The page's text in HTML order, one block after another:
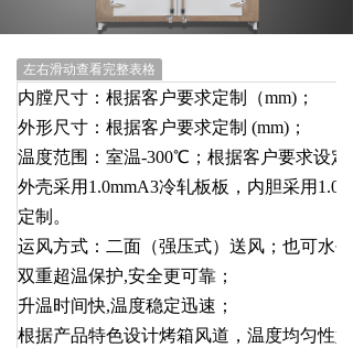
左右滑动查看完整表格
内膛尺寸：根据客户要求定制（mm)；
外形尺寸：根据客户要求定制 (mm)；
温度范围：室温-300℃；根据客户要求设定
外壳采用1.0mmA3冷轧板板，内胆采用
定制。
运风方式：二面（强压式）送风；也可水平
双重超温保护,安全更可靠；
升温时间快,温度稳定迅速；
根据产品特色设计烤箱风道，温度均匀性好